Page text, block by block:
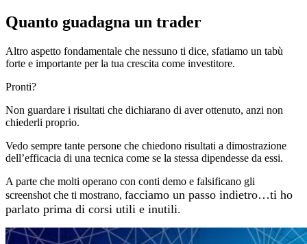
Quanto guadagna un trader
Altro aspetto fondamentale che nessuno ti dice, sfatiamo un tabù
forte e importante per la tua crescita come investitore.
Pronti?
Non guardare i risultati che dichiarano di aver ottenuto, anzi non
chiederli proprio.
Vedo sempre tante persone che chiedono risultati a dimostrazione
dell’efficacia di una tecnica come se la stessa dipendesse da essi.
A parte che molti operano con conti demo e falsificano gli
screenshot che ti mostrano, facciamo un passo indietro…ti ho
parlato prima di corsi utili e inutili.